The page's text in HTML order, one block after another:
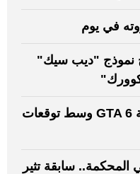
في يوم
نموذج "ديب سيك"
كوورك"
انطلاقة تاريخية لمبيعات لعبة GTA 6 وسط توقعات
سابقة تثير